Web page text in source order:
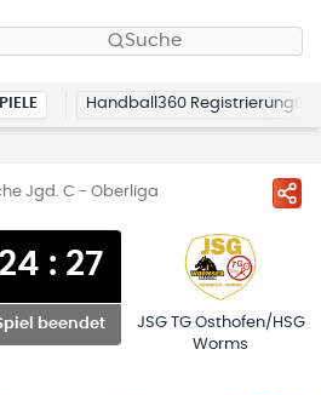
Suche
Handball360 Registrierung
Jgd. C - Oberliga
24 : 27
beendet
JSG TG Osthofen/HSG
Worms